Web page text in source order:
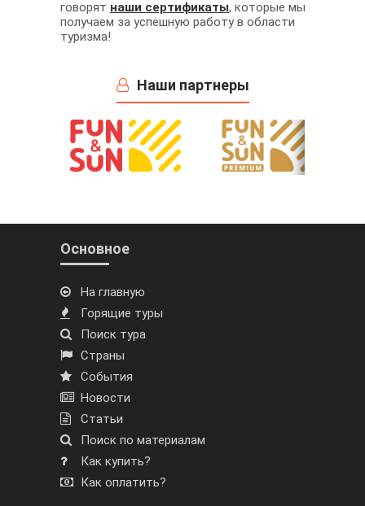
говорят наши сертификаты, которые мы
получаем за успешную работу в области
туризма!
Наши партнеры
Основное
На главную
Горящие туры
Поиск тура
Страны
События
Новости
Статьи
Поиск по материалам
Как купить?
Как оплатить?